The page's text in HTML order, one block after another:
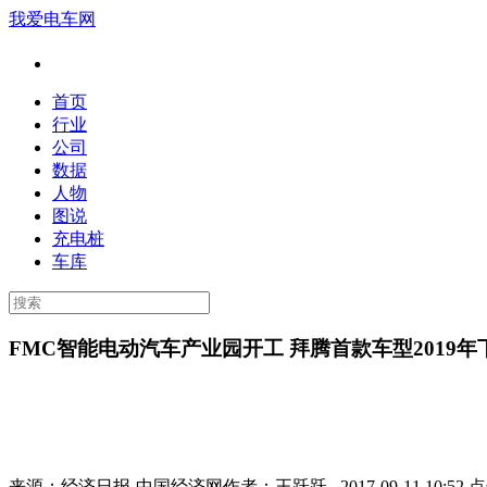
我爱电车网
首页
行业
公司
数据
人物
图说
充电桩
车库
FMC智能电动汽车产业园开工 拜腾首款车型2019年